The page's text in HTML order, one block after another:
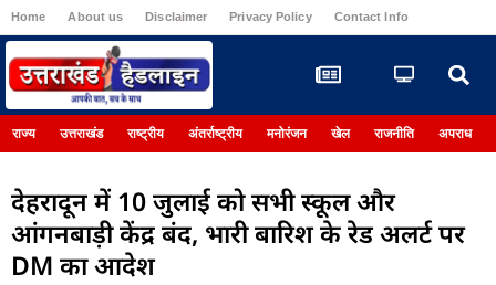
Home About us Disclaimer Privacy Policy Contact Info
राज्य उत्तराखंड राष्ट्रीय अंतर्राष्ट्रीय मनोरंजन खेल राजनीति अपराध
देहरादून में 10 जुलाई को सभी स्कूल और
आंगनबाड़ी केंद्र बंद, भारी बारिश के रेड अलर्ट पर
DM का आदेश